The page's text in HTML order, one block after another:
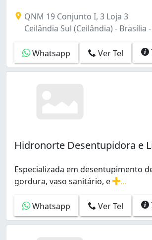
QNM 19 Conjunto I, 3 Loja 3
Ceilândia Sul (Ceilândia) - Brasília
Whatsapp Ver Tel
Hidronorte Desentupidora e
Especializada em desentupimento
gordura, vaso sanitário, e
Whatsapp
Ver Tel